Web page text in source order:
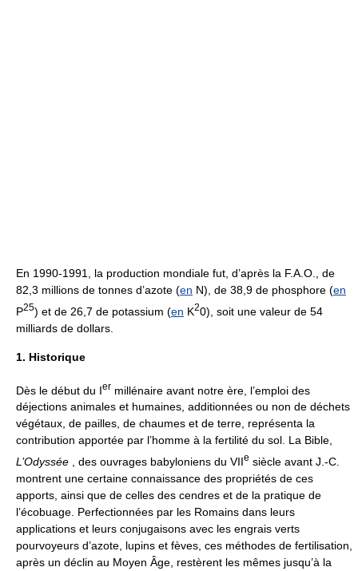
En 1990-1991, la production mondiale fut, d’après la F.A.O., de
82,3 millions de tonnes d’azote (en N), de 38,9 de phosphore (en
P25) et de 26,7 de potassium (en K20), soit une valeur de 54
milliards de dollars.
1. Historique
Dès le début du Ier millénaire avant notre ère, l’emploi des
déjections animales et humaines, additionnées ou non de déchets
végétaux, de pailles, de chaumes et de terre, représenta la
contribution apportée par l’homme à la fertilité du sol. La Bible,
L’Odyssée , des ouvrages babyloniens du VIIe siècle avant J.-C.
montrent une certaine connaissance des propriétés de ces
apports, ainsi que de celles des cendres et de la pratique de
l’écobuage. Perfectionnées par les Romains dans leurs
applications et leurs conjugaisons avec les engrais verts
pourvoyeurs d’azote, lupins et fèves, ces méthodes de fertilisation,
après un déclin au Moyen Âge, restèrent les mêmes jusqu’à la